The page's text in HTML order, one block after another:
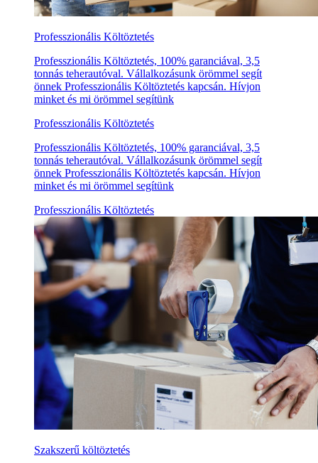
Professzionális Költöztetés
Professzionális Költöztetés, 100% garanciával, 3,5
tonnás teherautóval. Vállalkozásunk örömmel segít
önnek Professzionális Költöztetés kapcsán. Hívjon
minket és mi örömmel segítünk
Professzionális Költöztetés
Professzionális Költöztetés, 100% garanciával, 3,5
tonnás teherautóval. Vállalkozásunk örömmel segít
önnek Professzionális Költöztetés kapcsán. Hívjon
minket és mi örömmel segítünk
Professzionális Költöztetés
Szakszerű költöztetés